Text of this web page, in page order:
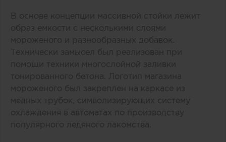
В основе концепции массивной стойки лежит
образ емкости с несколькими слоями
мороженого и разнообразных добавок.
Технически замысел был реализован при
помощи техники многослойной заливки
тонированного бетона. Логотип магазина
мороженого был закреплен на каркасе из
медных трубок, символизирующих систему
охлаждения в автоматах по производству
популярного ледяного лакомства.